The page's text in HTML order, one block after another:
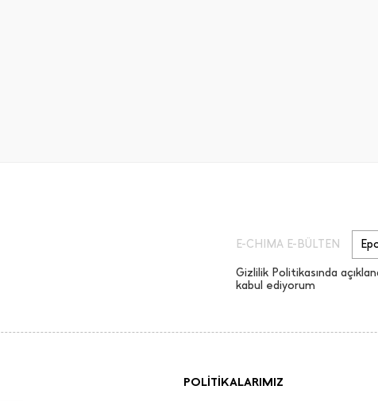
E-CHIMA E-BÜLTEN
Gizlilik Politikasında
kabul ediyorum
POLİTİKALARIMIZ